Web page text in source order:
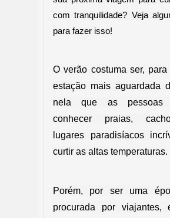
com tranquilidade? Veja
para fazer isso!
O verão costuma ser, para
estação mais aguardada
nela que as pessoas
conhecer praias,
lugares paradisíacos
curtir as altas temperaturas.
Porém, por ser uma
procurada por viajantes,